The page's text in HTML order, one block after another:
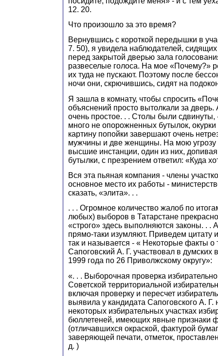
12. 20.
Что произошло за это время?
Вернувшись с короткой передышки в
7. 50), я увидела наблюдателей,
перед закрытой дверью зала
развеселые голоса. На мое «Почему?»
их туда не пускают. Поэтому после
ночи они, скрючившись, сидят на
Я зашла в комнату, чтобы спросить
объяснений просто вытолкали за
очень простое. . . Столы были сдвинуты,
много не опорожненных бутылок,
картину попойки завершают очень
мужчины и две женщины. На мою угрозу
высшие инстанции, один из них,
бутылки, с презрением ответил: «Куда
Вся эта пьяная компания - члены
основное место их работы -
сказать, «элита». . .
. . . Огромное количество жалоб по
любых) выборов в Татарстане
«строго» здесь выполняются законы. . .
прямо-таки изумляют. Приведем цитату
так и называется - « Некоторые факты о
Сапоговский А. Г. участвовал в думских
1999 года по 26 Приволжскому округу»:
«. . . Выборочная проверка
Советской территориальной
включая проверку и пересчет
выявила у кандидата Сапоговского А. Г.
некоторых избирательных участках
бюллетеней, имеющих явные признаки
(отличавшихся окраской, фактурой
заверяющей печати, отметок,
д. )